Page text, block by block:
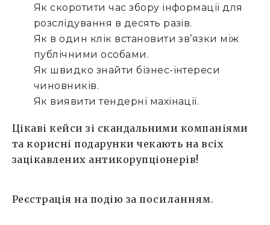
Як скоротити час збору інформації для
розслідування в десять разів.
Як в один клік встановити зв’язки між
публічними особами.
Як швидко знайти бізнес-інтереси
чиновників.
Як виявити тендерні махінації.
Цікаві кейси зі скандальними компаніями
та корисні подарунки чекають на всіх
зацікавлених антикорупціонерів!
Реєстрація на подію запосиланням.